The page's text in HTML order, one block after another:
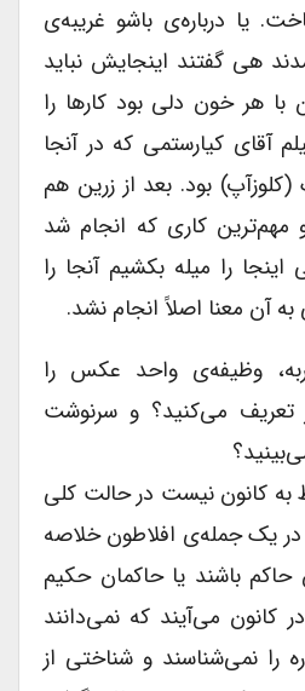
یا درباره‌ی باشو غریبه‌ی
هی گفتند اینجایش نباید
هر خون دلی بود کارها را
آقای کیارستمی که در آنجا
بود. بعد از زرین هم
کاری که انجام شد
را میله بکشیم آنجا را
آن معنا اصلاً انجام نشد.
وظیفه‌ی واحد عکس را
می‌کنید؟ و سرنوشت
به کانون نیست در حالت کلی
یک جمله‌ی افلاطون خلاصه
باشند یا حاکمان حکیم
می‌آیند که نمی‌دانند
نمی‌شناسند و شناختی از